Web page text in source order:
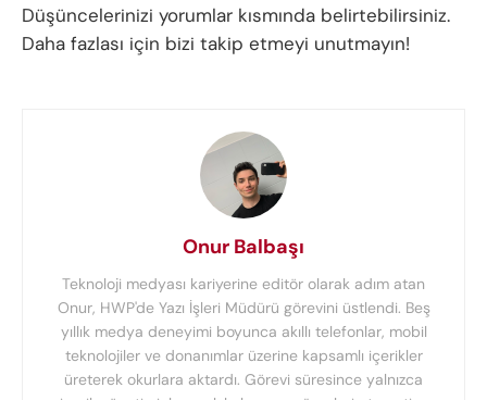
Düşüncelerinizi yorumlar kısmında belirtebilirsiniz.
Daha fazlası için bizi takip etmeyi unutmayın!
Onur Balbaşı
Teknoloji medyası kariyerine editör olarak adım atan
Onur, HWP'de Yazı İşleri Müdürü görevini üstlendi. Beş
yıllık medya deneyimi boyunca akıllı telefonlar, mobil
teknolojiler ve donanımlar üzerine kapsamlı içerikler
üreterek okurlara aktardı. Görevi süresince yalnızca